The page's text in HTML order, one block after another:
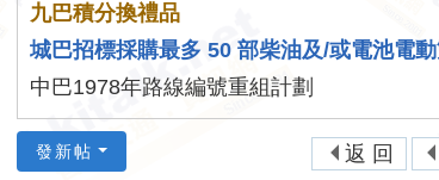
香
交
通
九巴積分換禮品
城巴招標採購最多 50 部柴油及/或電池電
中巴1978年路線編號重組計劃
返 回
發新帖